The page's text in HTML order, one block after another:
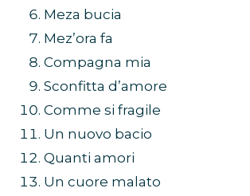
Meza bucia
Mez’ora fa
Compagna mia
Sconfitta d’amore
Comme si fragile
Un nuovo bacio
Quanti amori
Un cuore malato